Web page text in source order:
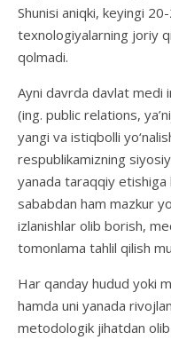
Shunisi aniqki, keyingi
texnologiyalarning joriy
qolmadi.
Ayni davrda davlat medi
(ing. public relations,
yangi va istiqbolli
respublikamizning
yanada taraqqiy etishiga
sababdan ham mazkur
izlanishlar olib borish,
tomonlama tahlil qilish
Har qanday hudud yoki
hamda uni yanada
metodologik jihatdan olib